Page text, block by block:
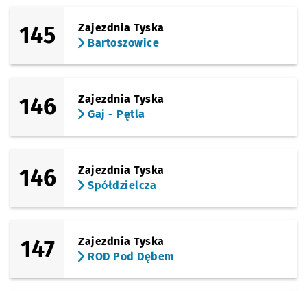
145
Zajezdnia Tyska
Bartoszowice
146
Zajezdnia Tyska
Gaj - Pętla
146
Zajezdnia Tyska
Spółdzielcza
147
Zajezdnia Tyska
ROD Pod Dębem